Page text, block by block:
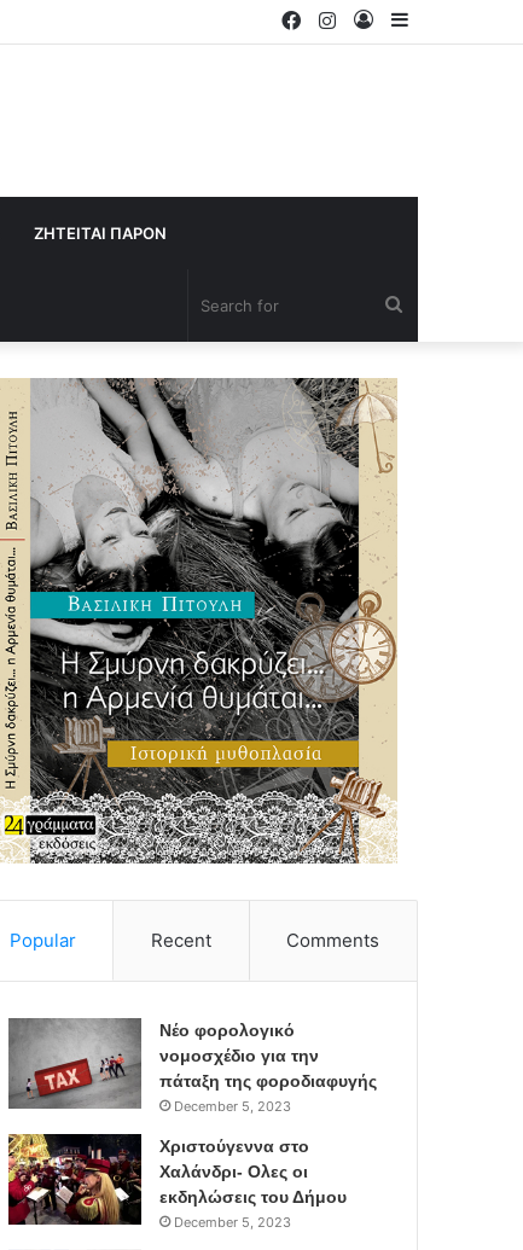
Log
Instagram
Facebook
ΖΗΤΕΙΤΑΙ ΠΑΡΟΝ
Popular Recent Comments
Νέο φορολογικό
νομοσχέδιο για την
πάταξη της φοροδιαφυγής
December 5, 2023
Χριστούγεννα στο
Χαλάνδρι- Ολες οι
εκδηλώσεις του Δήμου
December 5, 2023